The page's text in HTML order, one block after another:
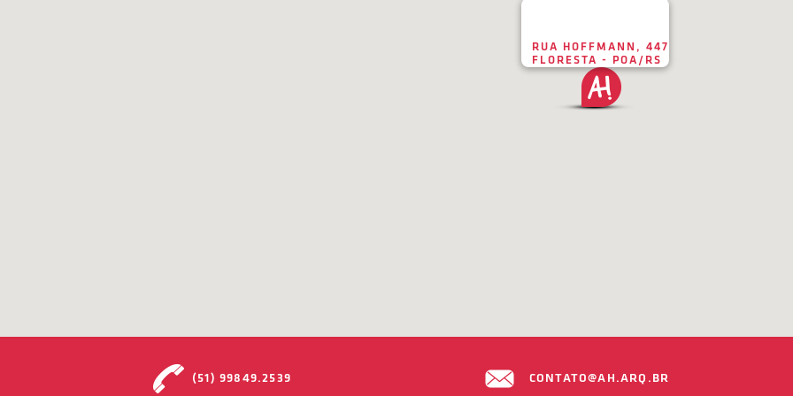
RUA HOFFMANN, 447
FLORESTA - POA/RS
(51) 99849.2539 CONTATO@AH.ARQ.BR